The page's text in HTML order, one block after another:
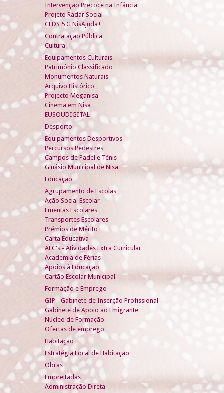
Intervenção Precoce na Infância
Projeto Radar Social
CLDS 5 G NisAjuda+
Contratação Pública
Cultura
Equipamentos Culturais
Património Classificado
Monumentos Naturais
Arquivo Histórico
Projecto Meganisa
Cinema em Nisa
EUSOUDIGITAL
Desporto
Equipamentos Desportivos
Percursos Pedestres
Campos de Padel e Ténis
Ginásio Municipal de Nisa
Educação
Agrupamento de Escolas
Ação Social Escolar
Ementas Escolares
Transportes Escolares
Prémios de Mérito
Carta Educativa
AEC's - Atividades Extra Curricular
Academia de Férias
Apoios à Educação
Cartão Escolar Municipal
Formação e Emprego
GIP - Gabinete de Inserção Profissional
Gabinete de Apoio ao Emigrante
Núcleo de Formação
Ofertas de emprego
Habitação
Estratégia Local de Habitação
Obras
Empreitadas
Administração Direta